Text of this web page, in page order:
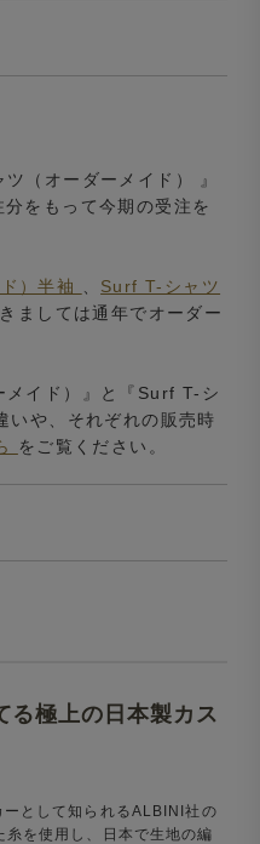
（オーダーメイド） 』
をもって今期の受注を
）半袖
Surf T-シャツ
ましては通年でオーダー
メイド）』と『Surf T-シ
いや、それぞれの販売時
をご覧ください。
極上の日本製カス
として知られるALBINI社の
を使用し、日本で生地の編